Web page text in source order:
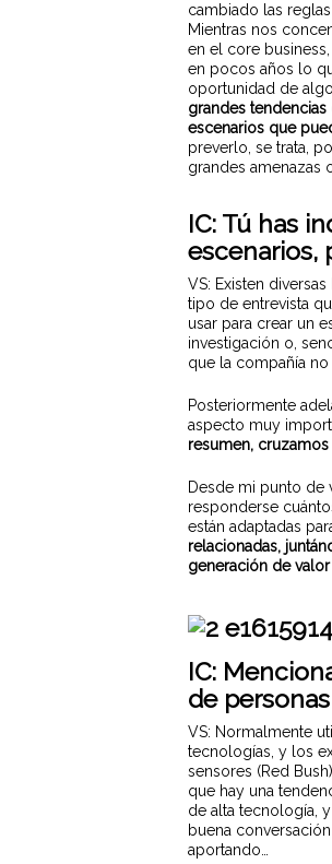
cambiado las
Mientras nos
en el core
en pocos años lo
oportunidad de
grandes
escenarios que
preverlo, se trata,
grandes amenazas
IC: Tú has
escenarios,
VS: Existen
tipo de entrevista
usar para crear un
investigación o,
que la compañía no
Posteriormente
aspecto muy
resumen,
Desde mi punto de
responderse
están adaptadas
relacionadas,
generación de
IC:
de
VS: Normalmente
tecnologías, y los
sensores (Red
que hay una
de alta tecnología,
buena
aportando…